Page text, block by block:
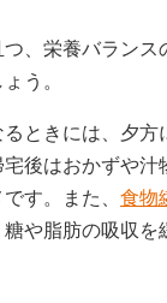
、栄養バランス
う。
ときには、夕方
後はおかずや汁
す。また、 食物
や脂肪の吸収を